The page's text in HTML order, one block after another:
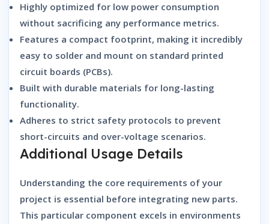
Highly optimized for low power consumption
without sacrificing any performance metrics.
Features a compact footprint, making it incredibly
easy to solder and mount on standard printed
circuit boards (PCBs).
Built with durable materials for long-lasting
functionality.
Adheres to strict safety protocols to prevent
short-circuits and over-voltage scenarios.
Additional Usage Details
Understanding the core requirements of your
project is essential before integrating new parts.
This particular component excels in environments